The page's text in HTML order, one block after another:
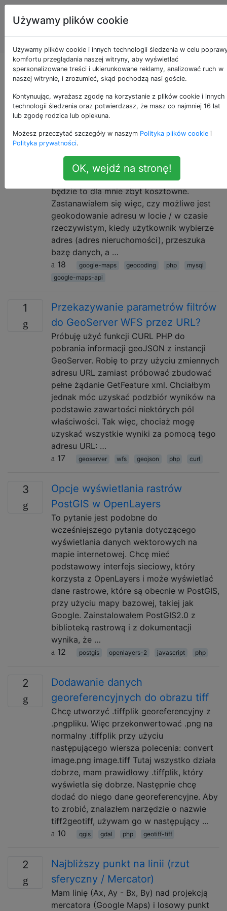
Systemy
Informacji
Geograficznej
Pytania otagowane
jako php
adresów w locie?
Mam bazę danych, która ma 300 000
adresów, które mają być pokazane na
mapie. Wiem, że jeśli geokoduję cały adres,
będzie to dla mnie zbyt kosztowne.
Zastanawiałem się więc, czy możliwe jest
geokodowanie adresu w locie / w czasie
rzeczywistym, kiedy użytkownik wybierze
adres (adres nieruchomości), przeszuka
bazę danych, a …
18
google-maps geocoding php
mysql
google-maps-api
1
Przekazywanie parametrów filtrów
do GeoServer WFS przez URL?
Próbuję użyć funkcji CURL PHP do
pobrania informacji geoJSON z instancji
GeoServer. Robię to przy użyciu zmiennych
adresu URL zamiast próbować zbudować
pełne żądanie GetFeature xml. Chciałbym
jednak móc uzyskać podzbiór wyników na
podstawie zawartości niektórych pól
właściwości. Tak więc, chociaż mogę
uzyskać wszystkie wyniki za pomocą tego
adresu URL: …
17
geoserver wfs geojson php curl
3
Opcje wyświetlania rastrów
PostGIS w OpenLayers
To pytanie jest podobne do
wcześniejszego pytania dotyczącego
wyświetlania danych wektorowych na
mapie internetowej. Chcę mieć
podstawowy interfejs sieciowy, który
korzysta z OpenLayers i może wyświetlać
dane rastrowe, które są obecnie w PostGIS,
przy użyciu mapy bazowej, takiej jak
Google. Zainstalowałem PostGIS2.0 z
biblioteką rastrową i z dokumentacji
wynika, że …
12
postgis openlayers-2 javascript php
2
Dodawanie danych
georeferencyjnych do obrazu tiff
Chcę utworzyć .tiffplik georeferencyjny z
.pngpliku. Więc przekonwertować .png na
normalny .tiffplik przy użyciu
następującego wiersza polecenia: convert
image.png image.tiff Tutaj wszystko działa
dobrze, mam prawidłowy .tiffplik, który
wyświetla się dobrze. Następnie chcę
dodać do niego dane georeferencyjne. Aby
to zrobić, znalazłem narzędzie o nazwie
tiff2geotiff, używam go w następujący …
10
qgis gdal php geotiff-tiff
2
Najbliższy punkt na linii (rzut
sferyczny / Mercator)
Mam linię (Ax, Ay - Bx, By) nad projekcją
mercatora (Google Maps) i losowy punkt
Używamy plików cookie
Używamy plików cookie i innych technologii śledzenia w celu
komfortu przeglądania naszej witryny, aby wyświetlać
spersonalizowane treści i ukierunkowane reklamy, analizować ruch w
naszej witrynie, i zrozumieć, skąd pochodzą nasi goście.
Kontynuując, wyrażasz zgodę na korzystanie z plików cookie i innych
technologii śledzenia oraz potwierdzasz, że masz co najmniej 16 lat
lub zgodę rodzica lub opiekuna.
Możesz przeczytać szczegóły w naszym Polityka plików cookie i
Polityka prywatności.
OK, wejdź na stronę!